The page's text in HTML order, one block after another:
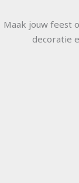
Maak jouw feest
decoratie